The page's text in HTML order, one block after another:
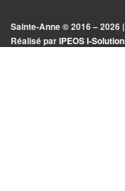
Facebook
Instagram
Twitter
Sainte-Anne © 2016 – 2026
Réalisé parIPEOS I-